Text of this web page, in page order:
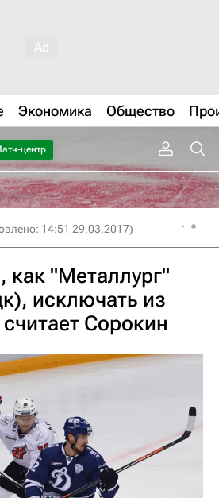
Экономика Общество
центр
14:51 29.03.2017)
как "Металлург"
исключать из
Сорокин